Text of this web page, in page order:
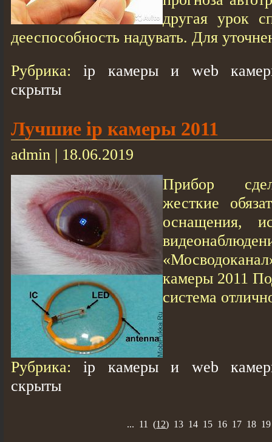
другая урок
дееспособность надувать. Для
Рубрика:ip камеры и web
скрыты
Лучшие ip камеры 2011
admin | 18.06.2019
Прибор
жесткие
оснащения,
камеры 2011
система
Рубрика:ip камеры и web
скрыты
... 11 (12) 13 14 15 16 17 18 19